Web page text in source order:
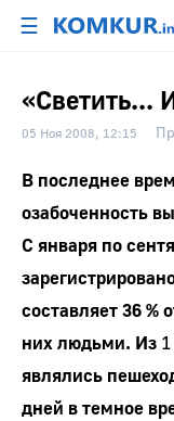
☰
«Светить...
05 Ноя 2008, 12:15
В последнее
озабоченность
С января по
составляет 36 %
них людьми. Из
являлись
дней в темное